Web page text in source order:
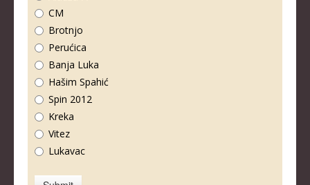
CM
Brotnjo
Perućica
Banja Luka
Hašim Spahić
Spin 2012
Kreka
Vitez
Lukavac